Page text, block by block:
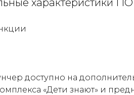
характеристики ПО
доступно на
«Дети знают» и